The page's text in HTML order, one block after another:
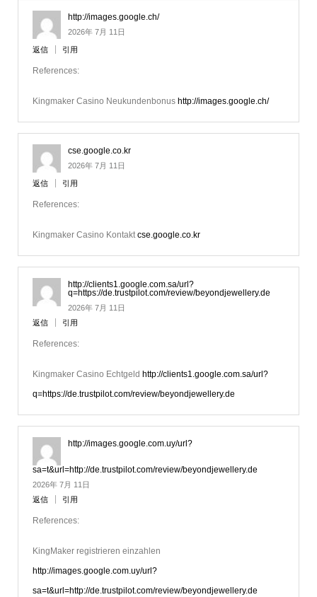
http://images.google.ch/
2026年 7月 11日
返信 引用
References:
Kingmaker Casino Neukundenbonus http://images.google.ch/
cse.google.co.kr
2026年 7月 11日
返信 引用
References:
Kingmaker Casino Kontaktcse.google.co.kr
http://clients1.google.com.sa/url?
q=https://de.trustpilot.com/review/beyondjewellery.de
2026年 7月 11日
返信
引用
References:
Kingmaker Casino Echtgeld http://clients1.google.com.sa/url?
q=https://de.trustpilot.com/review/beyondjewellery.de
http://images.google.com.uy/url?
sa=t&url=http://de.trustpilot.com/review/beyondjewellery.de
2026年 7月 11日
返信
引用
References:
KingMaker registrieren einzahlen
http://images.google.com.uy/url?
sa=t&url=http://de.trustpilot.com/review/beyondjewellery.de